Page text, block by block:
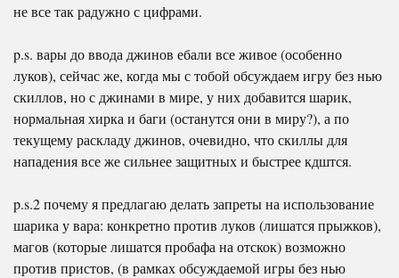
не все так радужно с цифрами.
p.s. вары до ввода джинов ебали все живое (особенно
луков), сейчас же, когда мы с тобой обсуждаем игру без нью
скиллов, но с джинами в мире, у них добавится шарик,
нормальная хирка и баги (останутся они в миру?), а по
текущему раскладу джинов, очевидно, что скиллы для
нападения все же сильнее защитных и быстрее кдштся.
p.s.2 почему я предлагаю делать запреты на использование
шарика у вара: конкретно против луков (лишатся прыжков),
магов (которые лишатся пробафа на отскок) возможно
против пристов, (в рамках обсуждаемой игры без нью